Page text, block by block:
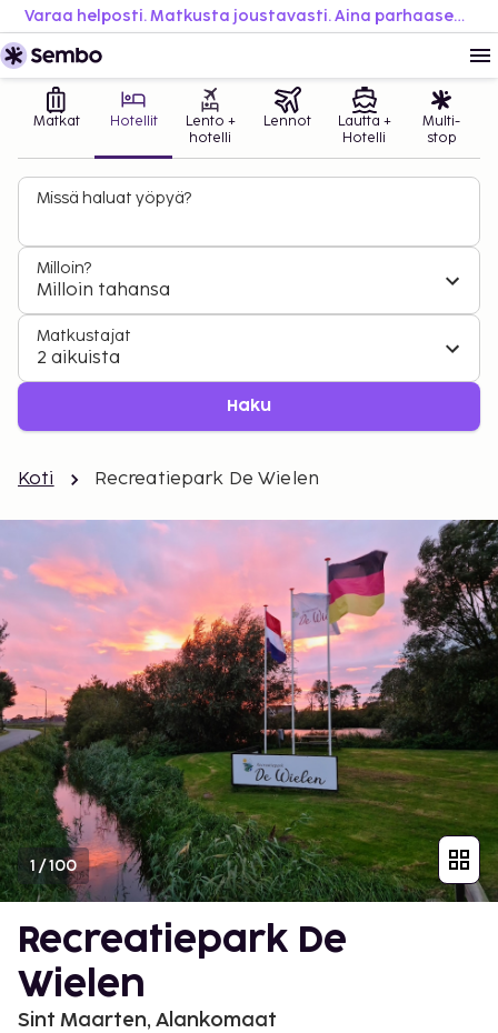
Varaa helposti. Matkusta joustavasti. Aina parhaaseen hintaan.
Matkat Hotellit
Lento +
hotelli
Lennot
Lautta +
Hotelli
Multi-
stop
Missä haluat yöpyä?
Milloin?
Milloin tahansa
Matkustajat
2 aikuista
Haku
Koti Recreatiepark De Wielen
1 /100
Recreatiepark De
Wielen
Sint Maarten, Alankomaat